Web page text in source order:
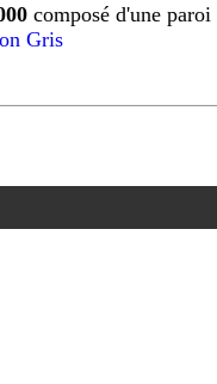
composé d'une
Gris